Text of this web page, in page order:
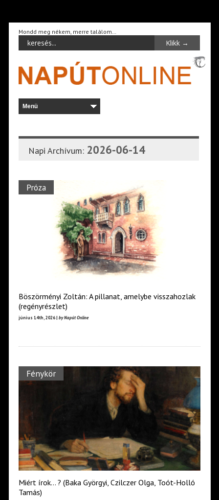
Mondd meg nékem, merre találom…
Napi Archívum: 2026-06-14
Próza
Böszörményi Zoltán: A pillanat, amelybe visszahozlak
(regényrészlet)
június 14th, 2026 | by Napút Online
Fénykör
Miért írok… ? (Baka Györgyi, Czilczer Olga, Toót-Holló
Tamás)